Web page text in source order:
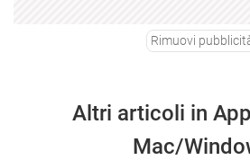
Rimuovi
Altri articoli in
Mac/